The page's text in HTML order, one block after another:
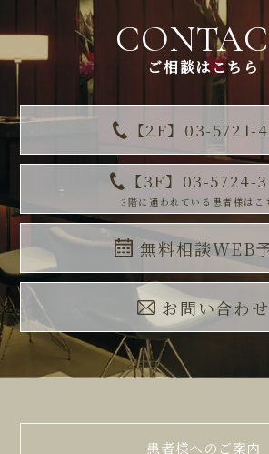
ご相談はこちら
【2F】03-5721-
【3F】03-5724-
3階に通われている患者様はこ
無料相談WEB
お問い合わせ
患者様へのご案内